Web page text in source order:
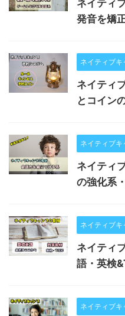
ネイティ
発音を矯
ネイティブキ
ネイティ
とコイン
ネイティブキ
ネイティ
の強化系
ネイティブキ
ネイティ
語・英検
ネイティブキ